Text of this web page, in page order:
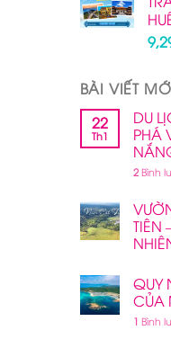
BÀI VIẾT
22
Th1
DU
PHÁ
2Bình
TIÊN
QUY
CỦA
1 Bình